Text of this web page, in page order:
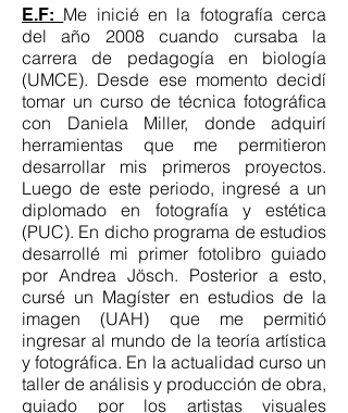
E.F: Me inicié en la fotografía cerca
del año 2008 cuando cursaba la
carrera de pedagogía en biología
(UMCE). Desde ese momento decidí
tomar un curso de técnica fotográfica
con Daniela Miller, donde adquirí
herramientas que me permitieron
desarrollar mis primeros proyectos.
Luego de este periodo, ingresé a un
diplomado en fotografía y estética
(PUC). En dicho programa de estudios
desarrollé mi primer fotolibro guiado
por Andrea Jösch. Posterior a esto,
cursé un Magíster en estudios de la
imagen (UAH) que me permitió
ingresar al mundo de la teoría artística
y fotográfica. En la actualidad curso un
taller de análisis y producción de obra,
guiado por los artistas visuales